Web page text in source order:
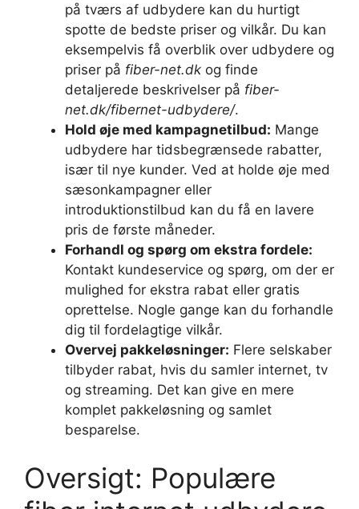
på tværs af udbydere kan du hurtigt
spotte de bedste priser og vilkår. Du kan
eksempelvis få overblik over udbydere og
priser på fiber-net.dk og finde
detaljerede beskrivelser på fiber-
net.dk/fibernet-udbydere/.
Hold øje med kampagnetilbud: Mange
udbydere har tidsbegrænsede rabatter,
især til nye kunder. Ved at holde øje med
sæsonkampagner eller
introduktionstilbud kan du få en lavere
pris de første måneder.
Forhandl og spørg om ekstra fordele:
Kontakt kundeservice og spørg, om der er
mulighed for ekstra rabat eller gratis
oprettelse. Nogle gange kan du forhandle
dig til fordelagtige vilkår.
Overvej pakkeløsninger: Flere selskaber
tilbyder rabat, hvis du samler internet, tv
og streaming. Det kan give en mere
komplet pakkeløsning og samlet
besparelse.
Oversigt: Populære